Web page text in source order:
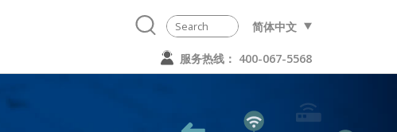
简体中文
服务热线： 400-067-5568